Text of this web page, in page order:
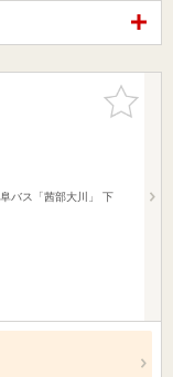
お気に入
りに追加
バス「茜部大川」 下